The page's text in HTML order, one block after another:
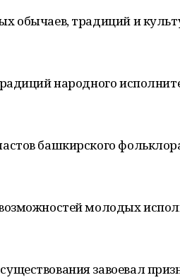
обычаев, традиций и
народного
башкирского
молодых
завоевал